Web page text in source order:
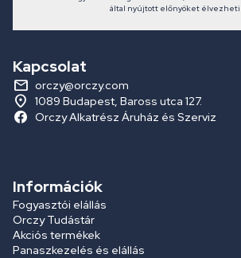
által nyújtott előnyöket
Kapcsolat
orczy@orczy.com
1089 Budapest, Baross utca 127.
Orczy Alkatrész Áruház és Szerviz
Információk
Fogyasztói elállás
Orczy Tudástár
Akciós termékek
Panaszkezelés és elállás